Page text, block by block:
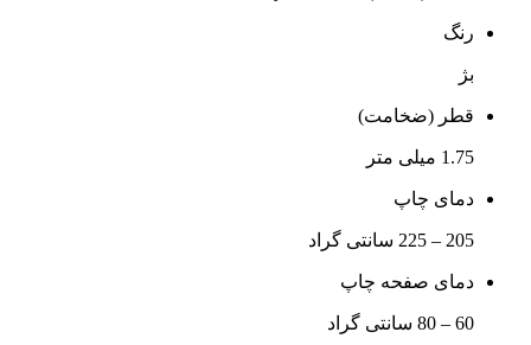
رنگ
بژ
قطر (ضخامت)
1.75 میلی متر
دمای چاپ
205 – 225 سانتی گراد
دمای صفحه چاپ
60 – 80 سانتی گراد